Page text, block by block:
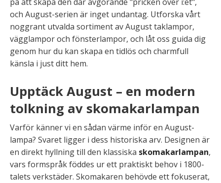
och August-serien är inget undantag. Utforska vårt
noggrant utvalda sortiment av August taklampor,
vägglampor och fönsterlampor, och låt oss guida dig
genom hur du kan skapa en tidlös och charmfull
känsla i just ditt hem.
Upptäck August – en modern
tolkning av skomakarlampan
Varför känner vi en sådan värme inför en August-
lampa? Svaret ligger i dess historiska arv. Designen är
en direkt hyllning till den klassiska skomakarlampan,
vars formspråk föddes ur ett praktiskt behov i 1800-
talets verkstäder. Skomakaren behövde ett fokuserat,